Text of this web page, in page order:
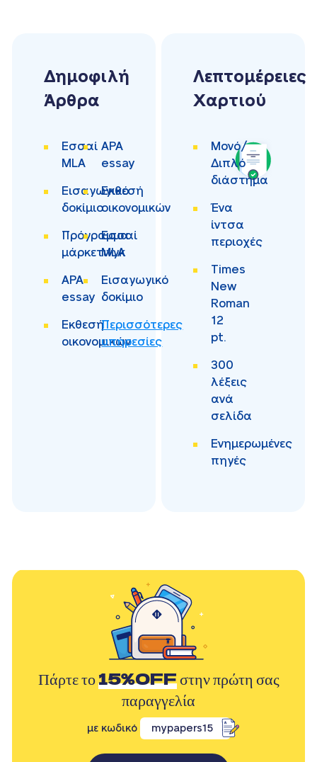
Δημοφιλή
Άρθρα
Εσσαί
MLA
APA
essay
Εισαγωγικό
δοκίμιο
Εκθεσή
οικονομικών
Πρόγραμμα
μάρκετινγκ
Εσσαί
MLA
APA
essay
Εισαγωγικό
δοκίμιο
Εκθεσή
οικονομικών
Περισσότερες
υπηρεσίες
Λεπτομέρειες
Χαρτιού
Μονό/
Διπλό
διάστημα
Ένα
ίντσα
περιοχές
Times
New
Roman
12
pt.
300
λέξεις
ανά
σελίδα
Ενημερωμένες
πηγές
Πάρτε το15%OFFστην πρώτη σας
παραγγελία
με κωδικό mypapers15